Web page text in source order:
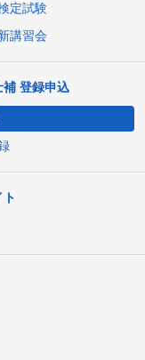
定試験
講習会
補 登録申込